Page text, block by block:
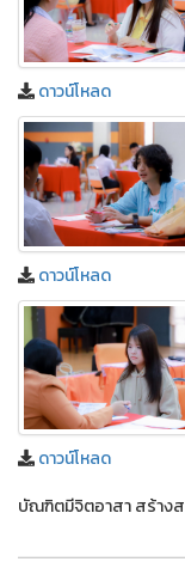
ดาวน์โหลด
ดาวน์โหลด
ดาวน์โหลด
บัณฑิตมีจิตอาสา สร้า